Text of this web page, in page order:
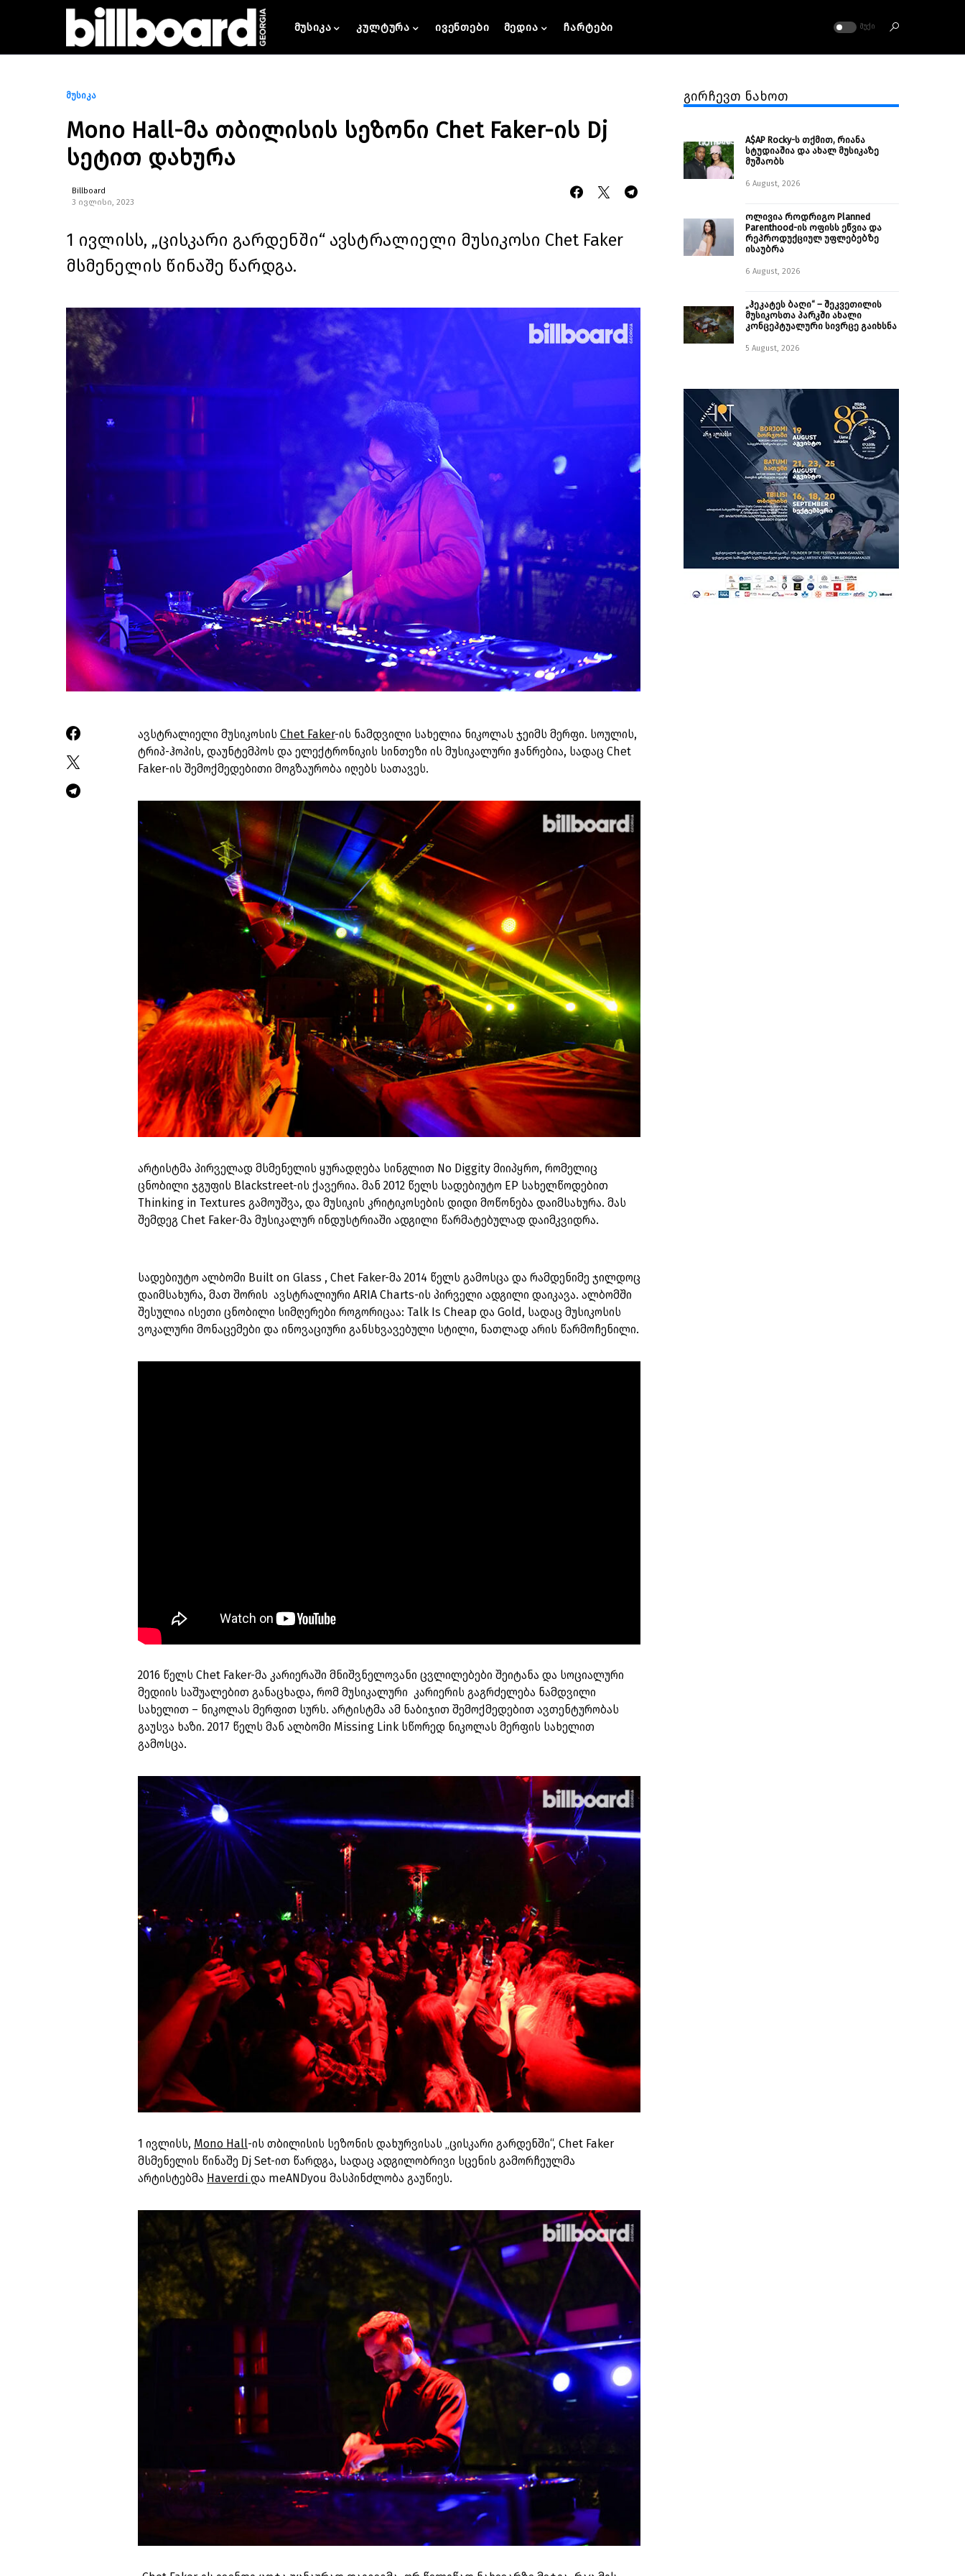
მუსიკა კულტურა ივენთები მედია ჩარტები ᲛᲣᲥᲘ
მუსიკა
Mono Hall-მა თბილისის სეზონი Chet Faker-ის Dj
სეტით დახურა
Billboard
3 ივლისი, 2023
1 ივლისს, „ცისკარი გარდენში“ ავსტრალიელი მუსიკოსი Chet Faker
მსმენელის წინაშე წარდგა.
ავსტრალიელი მუსიკოსის Chet Faker-ის ნამდვილი სახელია ნიკოლას ჯეიმს მერფი. სოულის,
ტრიპ-ჰოპის, დაუნტემპოს და ელექტრონიკის სინთეზი ის მუსიკალური ჟანრებია, სადაც Chet
Faker-ის შემოქმედებითი მოგზაურობა იღებს სათავეს.
არტისტმა პირველად მსმენელის ყურადღება სინგლით No Diggity მიიპყრო, რომელიც
ცნობილი ჯგუფის Blackstreet-ის ქავერია. მან 2012 წელს სადებიუტო EP სახელწოდებით
Thinking in Textures გამოუშვა, და მუსიკის კრიტიკოსების დიდი მოწონება დაიმსახურა. მას
შემდეგ Chet Faker-მა მუსიკალურ ინდუსტრიაში ადგილი წარმატებულად დაიმკვიდრა.
სადებიუტო ალბომი Built on Glass , Chet Faker-მა 2014 წელს გამოსცა და რამდენიმე ჯილდოც
დაიმსახურა, მათ შორის ავსტრალიური ARIA Charts-ის პირველი ადგილი დაიკავა. ალბომში
შესულია ისეთი ცნობილი სიმღერები როგორიცაა: Talk Is Cheap და Gold, სადაც მუსიკოსის
ვოკალური მონაცემები და ინოვაციური განსხვავებული სტილი, ნათლად არის წარმოჩენილი.
2016 წელს Chet Faker-მა კარიერაში მნიშვნელოვანი ცვლილებები შეიტანა და სოციალური
მედიის საშუალებით განაცხადა, რომ მუსიკალური კარიერის გაგრძელება ნამდვილი
სახელით – ნიკოლას მერფით სურს. არტისტმა ამ ნაბიჯით შემოქმედებით ავთენტურობას
გაუსვა ხაზი. 2017 წელს მან ალბომი Missing Link სწორედ ნიკოლას მერფის სახელით
გამოსცა.
1 ივლისს, Mono Hall-ის თბილისის სეზონის დახურვისას „ცისკარი გარდენში“, Chet Faker
მსმენელის წინაშე Dj Set-ით წარდგა, სადაც ადგილობრივი სცენის გამორჩეულმა
არტისტებმა Haverdi და meANDyou მასპინძლობა გაუწიეს.
გირჩევთ ნახოთ
A$AP Rocky-ს თქმით, რიანა
სტუდიაშია და ახალ მუსიკაზე
მუშაობს
6 August, 2026
ოლივია როდრიგო Planned
Parenthood-ის ოფისს ეწვია და
რეპროდუქციულ უფლებებზე
ისაუბრა
6 August, 2026
„ჰეკატეს ბაღი“ – შეკვეთილის
მუსიკოსთა პარკში ახალი
კონცეპტუალური სივრცე გაიხსნა ￼
5 August, 2026